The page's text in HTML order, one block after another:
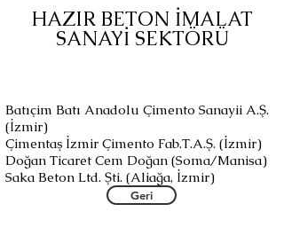
HAZIR BETON İMALAT
SANAYİ SEKTÖRÜ
Batıçim Batı Anadolu Çimento Sanayii A.Ş.
(İzmir)
Çimentaş İzmir Çimento Fab.T.A.Ş. (İzmir)
Doğan Ticaret Cem Doğan (Soma/Manisa)
Saka Beton Ltd. Şti. (Aliağa, İzmir)
Geri